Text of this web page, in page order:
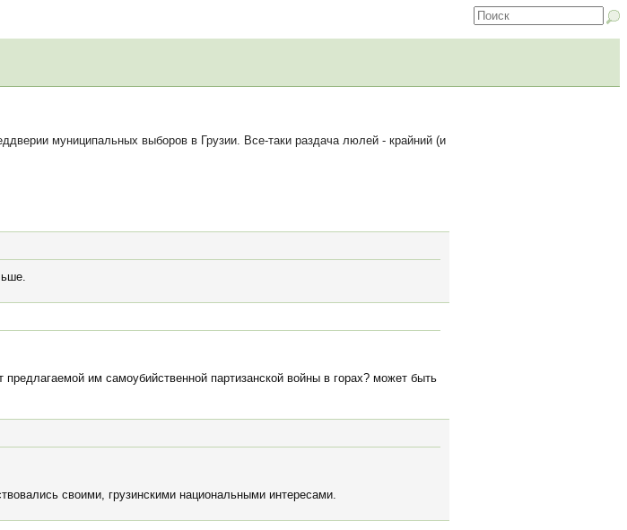
муниципальных выборов в Грузии. Все-таки раздача люлей - крайний (и
им самоубийственной партизанской войны в горах? может быть
своими, грузинскими национальными интересами.